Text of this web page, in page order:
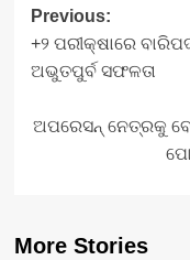
Post
Previous:
+୨ ପରୀକ୍ଷାରେ
ଅଭୁତପୁର୍ବ ସଫଳତା
ଅପରେସନ୍ ନେତ୍ରକୁ
More Stories